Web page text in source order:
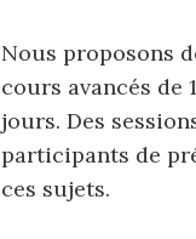
Nous proposons
cours avancés
jours. Des
participants de
ces sujets.